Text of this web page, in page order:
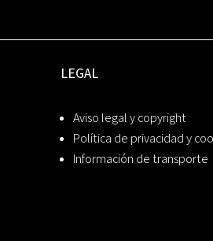
LEGAL
Aviso legal y copyright
Política de privacidad y
Información de transporte